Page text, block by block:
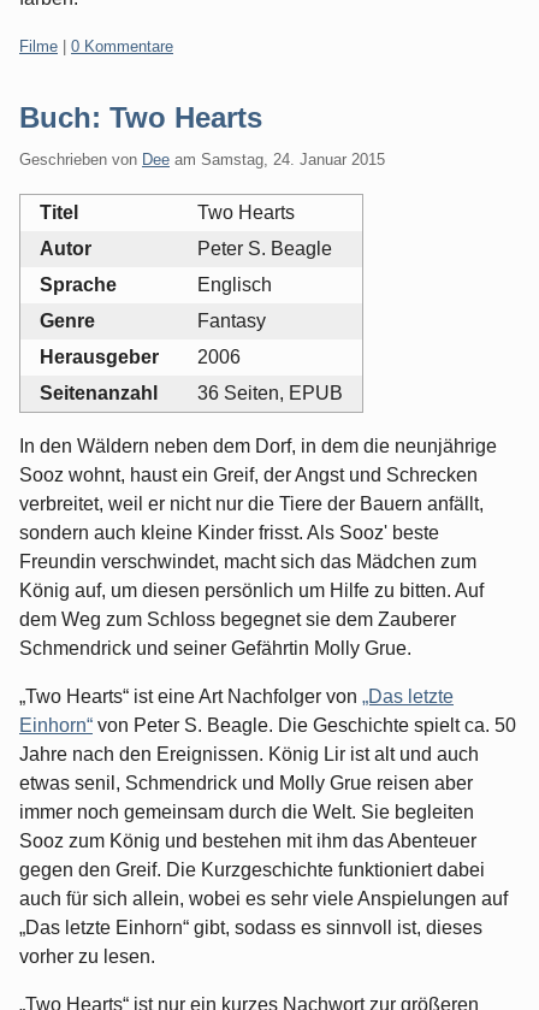
Kategorien:
Filme 0 Kommentare
Buch: Two Hearts
Geschrieben von Dee am Samstag, 24. Januar 2015
Titel
Two Hearts
Autor
Peter S. Beagle
Sprache
Englisch
Genre
Fantasy
Herausgeber
2006
Seitenanzahl
36 Seiten, EPUB
In den Wäldern neben dem Dorf, in dem die neunjährige
Sooz wohnt, haust ein Greif, der Angst und Schrecken
verbreitet, weil er nicht nur die Tiere der Bauern anfällt,
sondern auch kleine Kinder frisst. Als Sooz' beste
Freundin verschwindet, macht sich das Mädchen zum
König auf, um diesen persönlich um Hilfe zu bitten. Auf
dem Weg zum Schloss begegnet sie dem Zauberer
Schmendrick und seiner Gefährtin Molly Grue.
„Two Hearts“ ist eine Art Nachfolger von „Das letzte
Einhorn“ von Peter S. Beagle. Die Geschichte spielt ca. 50
Jahre nach den Ereignissen. König Lir ist alt und auch
etwas senil, Schmendrick und Molly Grue reisen aber
immer noch gemeinsam durch die Welt. Sie begleiten
Sooz zum König und bestehen mit ihm das Abenteuer
gegen den Greif. Die Kurzgeschichte funktioniert dabei
auch für sich allein, wobei es sehr viele Anspielungen auf
„Das letzte Einhorn“ gibt, sodass es sinnvoll ist, dieses
vorher zu lesen.
„Two Hearts“ ist nur ein kurzes Nachwort zur größeren